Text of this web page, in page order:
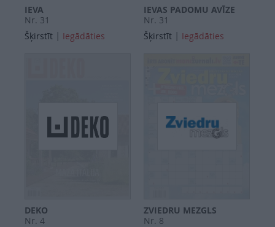
IEVA
Nr. 31
Šķirstīt | Iegādāties
IEVAS PADOMU AVĪZE
Nr. 31
Šķirstīt | Iegādāties
DEKO
Nr. 4
ZVIEDRU MEZGLS
Nr. 8